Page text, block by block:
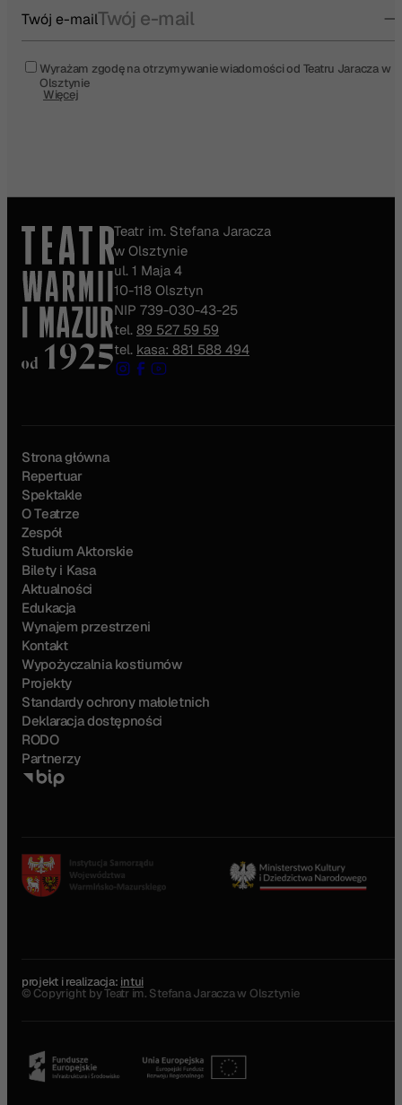
Twój e-mail
Wyrażam zgodę na otrzymywanie wiadomości od Teatru Jaracza w
Olsztynie
Więcej
Teatr im. Stefana Jaracza
w Olsztynie
ul. 1 Maja 4
10-118 Olsztyn
NIP 739-030-43-25
tel. 89 527 59 59
tel. kasa: 881 588 494
Strona główna
Repertuar
Spektakle
O Teatrze
Zespół
Studium Aktorskie
Bilety i Kasa
Aktualności
Edukacja
Wynajem przestrzeni
Kontakt
Wypożyczalnia kostiumów
Projekty
Standardy ochrony małoletnich
Deklaracja dostępności
RODO
Partnerzy
projekt i realizacja: intui
© Copyright by Teatr im. Stefana Jaracza w Olsztynie